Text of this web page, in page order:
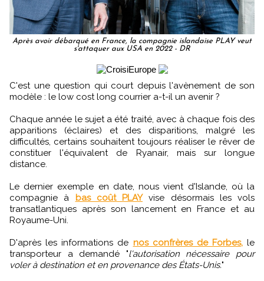
Après avoir débarqué en France, la compagnie islandaise PLAY veut
s'attaquer aux USA en 2022 - DR
C'est une question qui court depuis l'avènement de son
modèle : le low cost long courrier a-t-il un avenir ?
Chaque année le sujet a été traité, avec à chaque fois des
apparitions (éclaires) et des disparitions, malgré les
difficultés, certains souhaitent toujours réaliser le rêver de
constituer l'équivalent de Ryanair, mais sur longue
distance.
Le dernier exemple en date, nous vient d'Islande, où la
compagnie à bas coût PLAYvise désormais les vols
transatlantiques après son lancement en France et au
Royaume-Uni.
D'après les informations de nos confrères de Forbes,le
transporteur a demandé "l'autorisation nécessaire pour
voler à destination et en provenance des États-Unis."